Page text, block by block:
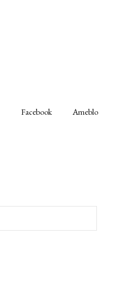
Facebook Ameblo